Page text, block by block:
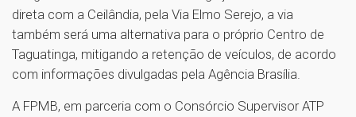
direta com a Ceilândia, pela Via Elmo Serejo, a via
também será uma alternativa para o próprio Centro de
Taguatinga, mitigando a retenção de veículos, de acordo
com informações divulgadas pela Agência Brasília.
A FPMB, em parceria com o Consórcio Supervisor ATP